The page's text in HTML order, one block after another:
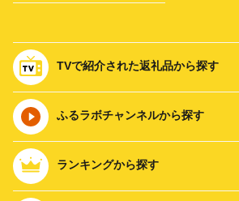
TVで紹介された返礼品から探す
ふるラボチャンネルから探す
ランキングから探す